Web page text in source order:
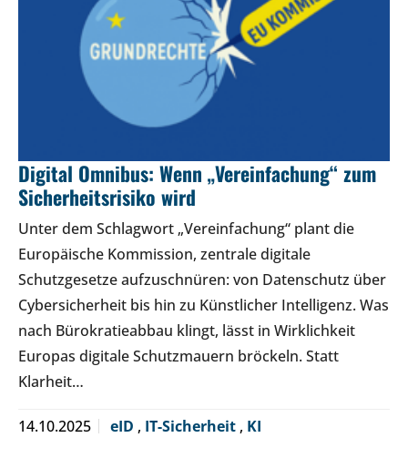
Digital Omnibus: Wenn „Vereinfachung“ zum
Sicherheitsrisiko wird
Unter dem Schlagwort „Vereinfachung“ plant die
Europäische Kommission, zentrale digitale
Schutzgesetze aufzuschnüren: von Datenschutz über
Cybersicherheit bis hin zu Künstlicher Intelligenz. Was
nach Bürokratieabbau klingt, lässt in Wirklichkeit
Europas digitale Schutzmauern bröckeln. Statt
Klarheit…
14.10.2025 eID , IT-Sicherheit , KI